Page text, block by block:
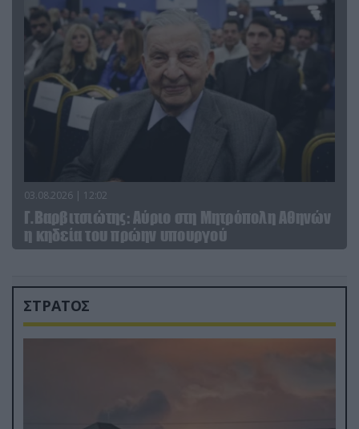
03.08.2026 | 12:02
Γ.Βαρβιτσιώτης: Aύριο στη Μητρόπολη Αθηνών
η κηδεία του πρώην υπουργού
ΣΤΡΑΤΟΣ